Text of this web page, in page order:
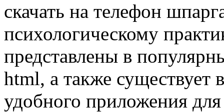
скачать на телефон
психологическому
представлены в
html, а также существует
удобного приложения